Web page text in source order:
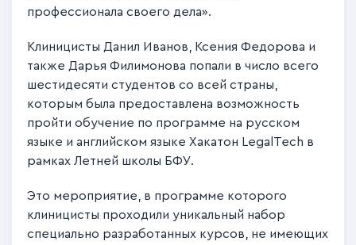
профессионала своего дела».
Клиницисты Данил Иванов, Ксения Федорова и
также Дарья Филимонова попали в число всего
шестидесяти студентов со всей страны,
которым была предоставлена возможность
пройти обучение по программе на русском
языке и английском языке Хакатон LegalTech в
рамках Летней школы БФУ.
Это мероприятие, в программе которого
клиницисты проходили уникальный набор
специально разработанных курсов, не имеющих